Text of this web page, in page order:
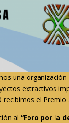
una
extractivos
el
al“Foro por la